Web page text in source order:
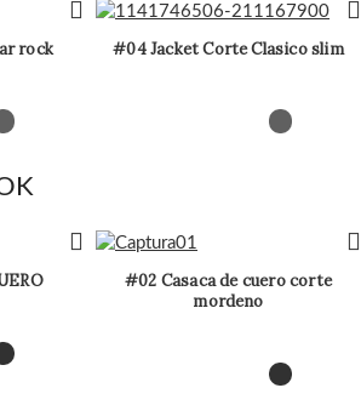
rock #04 Jacket Corte Clasico slim
#02 Casaca de cuero corte
mordeno